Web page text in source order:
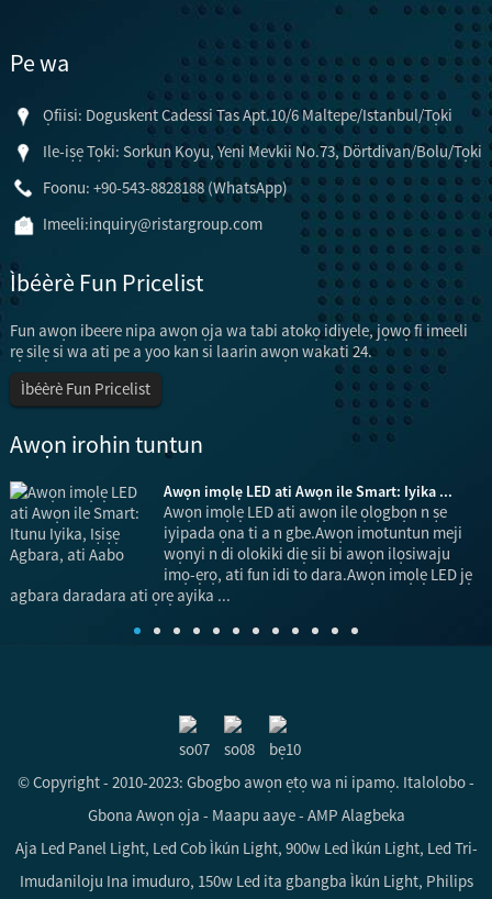
Pe wa
Ọfiisi: Doguskent Cadessi Tas Apt.10/6 Maltepe/Istanbul/Tọki
Ile-iṣẹ Tọki: Sorkun Koyu, Yeni Mevkii No.73, Dörtdivan/Bolu/Tọki
Foonu: +90-543-8828188 (WhatsApp)
Imeeli:inquiry@ristargroup.com
Ìbéèrè Fun Pricelist
Fun awọn ibeere nipa awọn ọja wa tabi atokọ idiyele, jọwọ fi imeeli
rẹ silẹ si wa ati pe a yoo kan si laarin awọn wakati 24.
Ìbéèrè Fun Pricelist
Awọn irohin tuntun
Awọn imọlẹ LED ati Awọn ile Smart: Iyika ...
Awọn imọlẹ LED ati awọn ile ọlọgbọn n ṣe
iyipada ọna ti a n gbe.Awọn imotuntun meji
wọnyi n di olokiki diẹ sii bi awọn ilọsiwaju
imọ-ẹrọ, ati fun idi to dara.Awọn imọlẹ LED jẹ
agbara daradara ati ọrẹ ayika ...
© Copyright - 2010-2023: Gbogbo awọn ẹtọ wa ni ipamọ. Italolobo-
Gbona Awọn ọja - Maapu aaye- AMP Alagbeka
Aja Led Panel Light, Led Cob Ìkún Light, 900w Led Ìkún Light, Led Tri-
Imudaniloju Ina imuduro, 150w Led ita gbangba Ìkún Light, Philips